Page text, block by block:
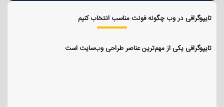
تایپوگرافی در وب چگونه فونت مناسب انتخاب کنیم
تایپوگرافی یکی از مهم‌ترین عناصر طراحی وب‌سایت است